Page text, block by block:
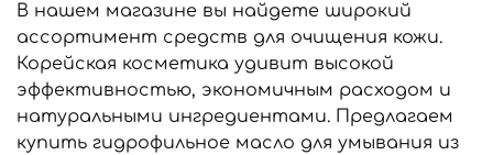
В нашем магазине вы найдете широкий
ассортимент средств для очищения кожи.
Корейская косметика удивит высокой
эффективностью, экономичным расходом и
натуральными ингредиентами. Предлагаем
купить гидрофильное масло для умывания из